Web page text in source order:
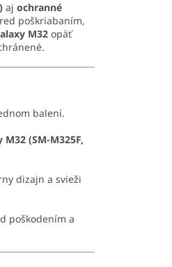
aj ochranné
poškriabaním,
M32 opäť
balení.
(SM-M325F,
dizajn a svieži
poškodením a